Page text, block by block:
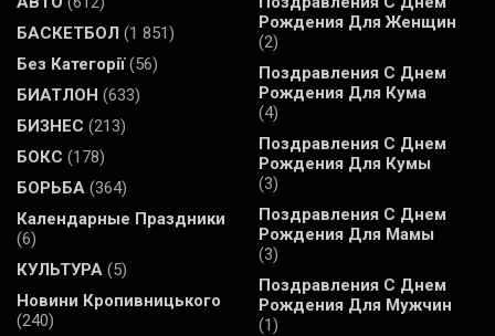
БАСКЕТБОЛ (1 851)
Без Категорії(56)
БИАТЛОН (633)
БИЗНЕС (213)
БОКС (178)
БОРЬБА (364)
Календарные Праздники
(6)
КУЛЬТУРА (5)
Новини Кропивницького
(240)
Рождения Для Женщин
(2)
Поздравления С Днем
Рождения Для Кума
(4)
Поздравления С Днем
Рождения Для Кумы
(3)
Поздравления С Днем
Рождения Для Мамы
(3)
Поздравления С Днем
Рождения Для Мужчин
(1)